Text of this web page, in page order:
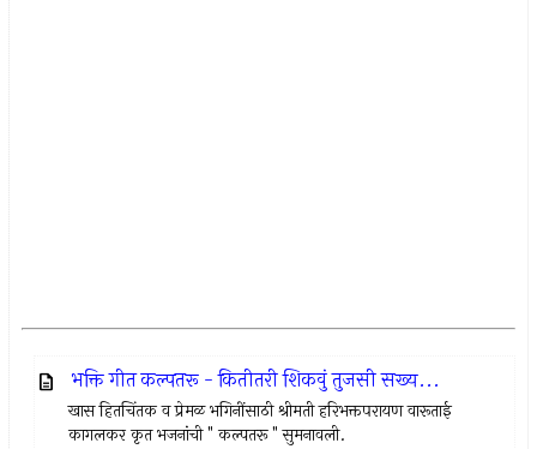
भक्ति गीत कल्पतरू - कितीतरी शिकवुं तुजसी सख्य...
खास हितचिंतक व प्रेमळ भगिनींसाठी श्रीमती हरिभक्तपरायण वारूताई
कागलकर कृत भजनांची " कल्पतरू " सुमनावली.